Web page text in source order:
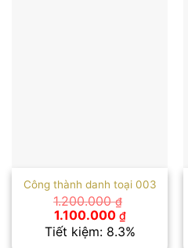
Công thành danh toại 003
1.200.000₫
Giá
gốc
là:
1.100.000 ₫Giá
hiện
tại
Tiết kiệm: 8.3%